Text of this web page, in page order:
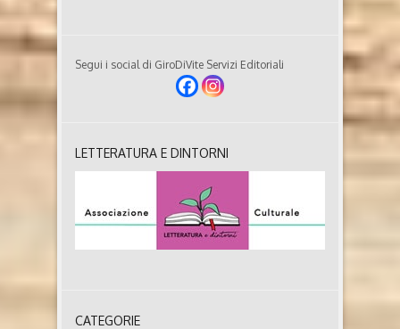
Segui i social di GiroDiVite Servizi Editoriali
LETTERATURA E DINTORNI
CATEGORIE